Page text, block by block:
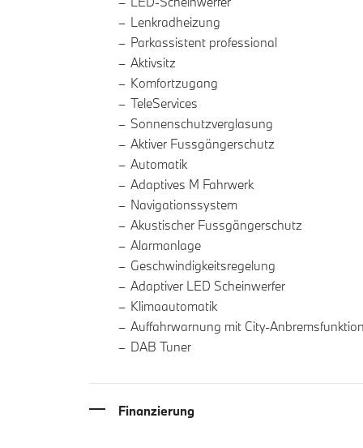
Lenkradheizung
Parkassistent professional
Aktivsitz
Komfortzugang
TeleServices
Sonnenschutzverglasung
Aktiver Fussgängerschutz
Automatik
Adaptives M Fahrwerk
Navigationssystem
Akustischer Fussgängerschutz
Alarmanlage
Geschwindigkeitsregelung
Adaptiver LED Scheinwerfer
Klimaautomatik
Auffahrwarnung mit City-
DAB Tuner
Finanzierung